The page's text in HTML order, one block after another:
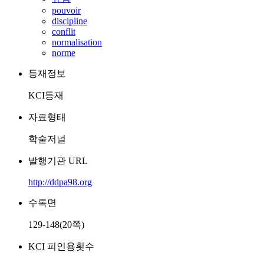
pouvoir
discipline
conflit
normalisation
norme
등재정보
KCI등재
자료형태
학술저널
발행기관 URL
http://ddpa98.org
수록면
129-148(20쪽)
KCI 피인용횟수